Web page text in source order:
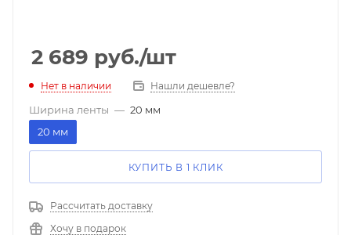
2 689 руб./шт
Нет в наличии Нашли дешевле?
Ширина ленты — 20 мм
20 мм
КУПИТЬ В 1 КЛИК
Рассчитать доставку
Хочу в подарок